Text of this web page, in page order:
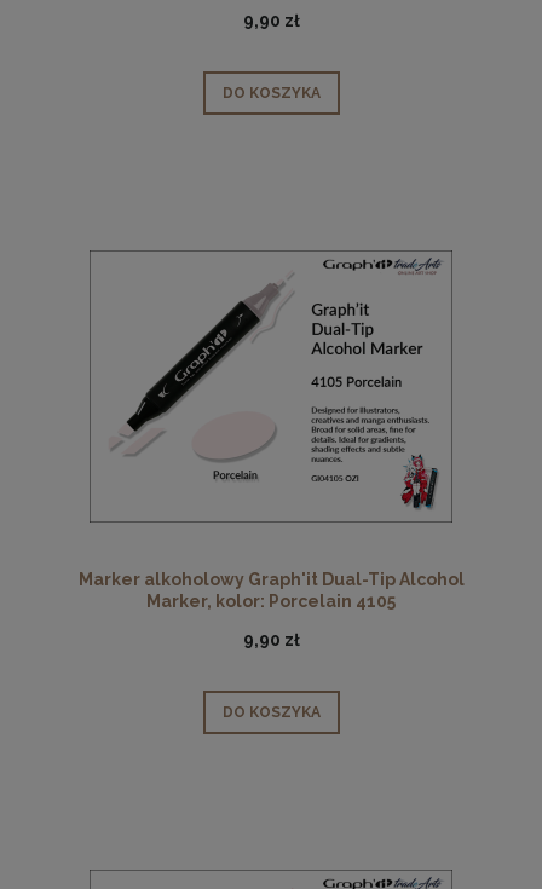
9,90 zł
DO KOSZYKA
Marker alkoholowy Graph'it Dual-Tip Alcohol
Marker, kolor: Porcelain 4105
9,90 zł
DO KOSZYKA